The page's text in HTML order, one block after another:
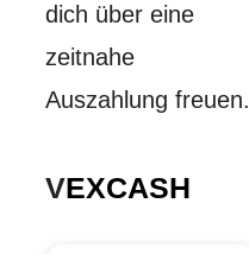
dich über eine
zeitnahe
Auszahlung freuen.
VEXCASH